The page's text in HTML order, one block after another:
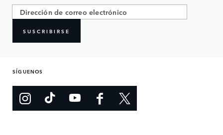
SUSCRIBIRSE
SÍGUENOS